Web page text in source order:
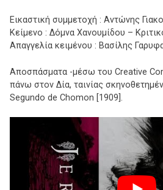
Εικαστική συμμετοχή : Αντώνης
Κείμενο : Δόμνα Χανουμίδου –
Απαγγελία κειμένου : Βασίλης
Αποσπάσματα -μέσω του Creative
πάνω στον Δία, ταινίας
Segundo de Chomon [1909].